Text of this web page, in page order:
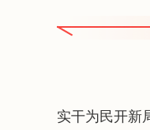
实干为民开